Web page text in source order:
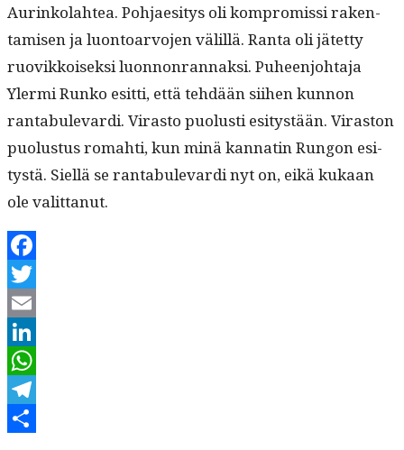
Aurinko­lahtea. Poh­jae­si­tys oli kom­pro­mis­si rak­en­
tamisen ja luon­toar­vo­jen välil­lä. Ranta oli jätet­ty
ruovikkoisek­si luon­non­ran­naksi. Puheen­jo­hta­ja
Yler­mi Runko esit­ti, että tehdään siihen kun­non
rantab­ule­var­di. Viras­to puo­lusti esi­tys­tään. Viras­ton
puo­lus­tus rom­ahti, kun minä kan­natin Run­gon esi­
tys­tä. Siel­lä se rantab­ule­var­di nyt on, eikä kukaan
ole valittanut.
Facebook
Twitter
Email
LinkedIn
WhatsApp
Telegram